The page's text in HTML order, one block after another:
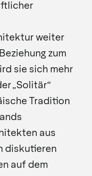
weiter
zum
sie sich mehr
„Solitär“
Tradition
aus
diskutieren
auf dem